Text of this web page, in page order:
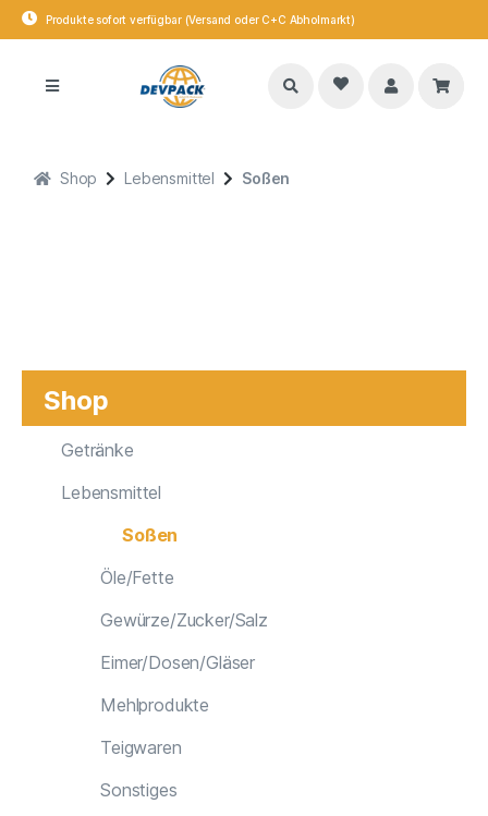
Produkte sofort verfügbar (Versand oder C+C Abholmarkt)
Shop Lebensmittel Soßen
Shop
Getränke
Lebensmittel
Soßen
Öle/Fette
Gewürze/Zucker/Salz
Eimer/Dosen/Gläser
Mehlprodukte
Teigwaren
Sonstiges